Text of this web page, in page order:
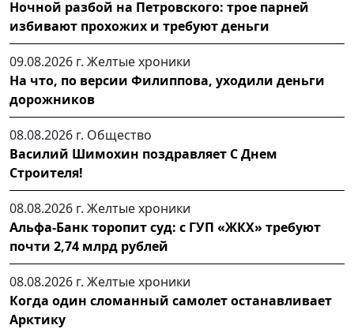
Ночной разбой на Петровского: трое парней
избивают прохожих и требуют деньги
09.08.2026 г. Желтые хроники
На что, по версии Филиппова, уходили деньги
дорожников
08.08.2026 г. Общество
Василий Шимохин поздравляет С Днем
Строителя!
08.08.2026 г. Желтые хроники
Альфа-Банк торопит суд: с ГУП «ЖКХ» требуют
почти 2,74 млрд рублей
08.08.2026 г. Желтые хроники
Когда один сломанный самолет останавливает
Арктику